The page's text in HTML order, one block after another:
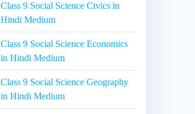
Class 9 Social Science Civics in
Hindi Medium
Class 9 Social Science Economics
in Hindi Medium
Class 9 Social Science Geography
in Hindi Medium